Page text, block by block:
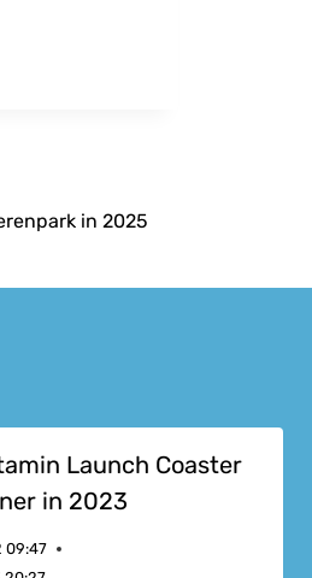
in 2025
Launch Coaster
in 2023